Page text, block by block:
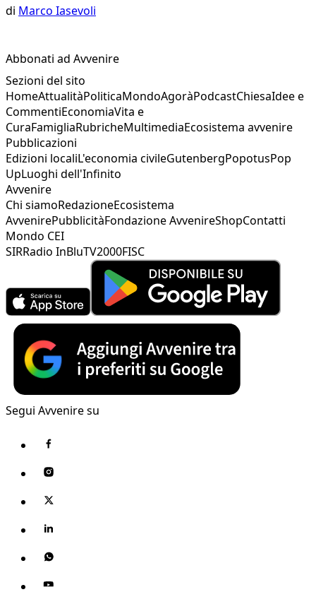
di Marco Iasevoli
Abbonati ad Avvenire
Sezioni del sito
HomeAttualitàPoliticaMondoAgoràPodcastChiesaIdee e
CommentiEconomiaVita e
CuraFamigliaRubricheMultimediaEcosistema avvenire
Pubblicazioni
Edizioni localiL'economia civileGutenbergPopotusPop
UpLuoghi dell'Infinito
Avvenire
Chi siamoRedazioneEcosistema
AvvenirePubblicitàFondazione AvvenireShopContatti
Mondo CEI
SIRRadio InBluTV2000FISC
Segui Avvenire su